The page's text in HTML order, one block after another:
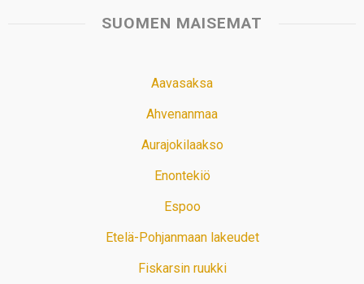
SUOMEN MAISEMAT
Aavasaksa
Ahvenanmaa
Aurajokilaakso
Enontekiö
Espoo
Etelä-Pohjanmaan lakeudet
Fiskarsin ruukki